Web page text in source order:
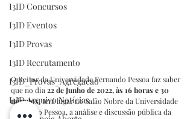
I3ID Concursos
I3ID Eventos
I3ID Provas
I3ID Recrutamento
I3ID_Provas_Agregacao
I3ID Arquivo Notícias
O Reitor da Universidade Fernando Pessoa faz saber
que no dia 22 de Junho de 2022, às 16 horas e 30
minutos, terá lugar no Salão Nobre da Universidade
Fernando Pessoa, a análise e discussão pública da